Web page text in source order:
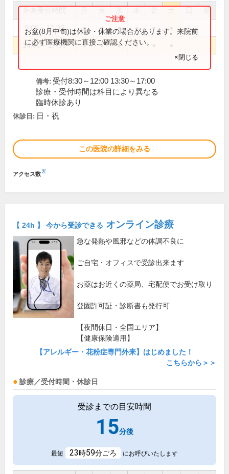
祝
9:00～12:00 ● ● ● ● ●
14:00～17:00 ● ● ● ●
お盆(8月中旬)は休診・休業の場合があります。来院前
に必ず医療機関に直接ご確認ください。
×閉じる
備考: 受付8:30～12:00 13:30～17:00
診療・受付時間は科目により異なる
臨時休診あり
休診日: 日・祝
この医院の詳細をみる
アクセス数※
【 24h 】 今から受診できる オンライン診療
急な発熱や風邪などの体調不良に
ご自宅・オフィスで受診出来ます
お薬はお近くの薬局、宅配便でお受け取り
登園許可証・診断書も発行可
【夜間休日・全国エリア】
【健康保険適用】
【アレルギー・花粉症専門外来】はじめました！
こちらから＞＞
診療／受付時間・休診日
受診までの目安時間
15分後
最短 23時59分ごろ にお呼びいたします